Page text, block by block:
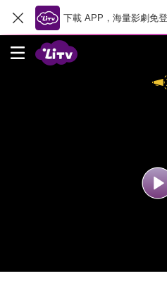
下載 APP，海量影劇免